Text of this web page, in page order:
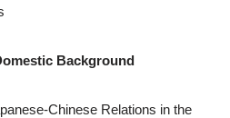
Background
Chinese Relations in the